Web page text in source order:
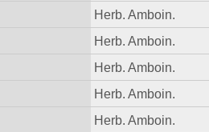
Herb. Amboin.
Herb. Amboin.
Herb. Amboin.
Herb. Amboin.
Herb. Amboin.